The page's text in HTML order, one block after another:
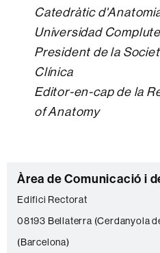
Catedràtic
Universidad
President de la
Clínica
Editor-en-cap de la
of Anatomy
C
o
n
t
Àrea de Comunicació i
Edifici Rectorat
08193 Bellaterra (Cerdanyola
(Barcelona)